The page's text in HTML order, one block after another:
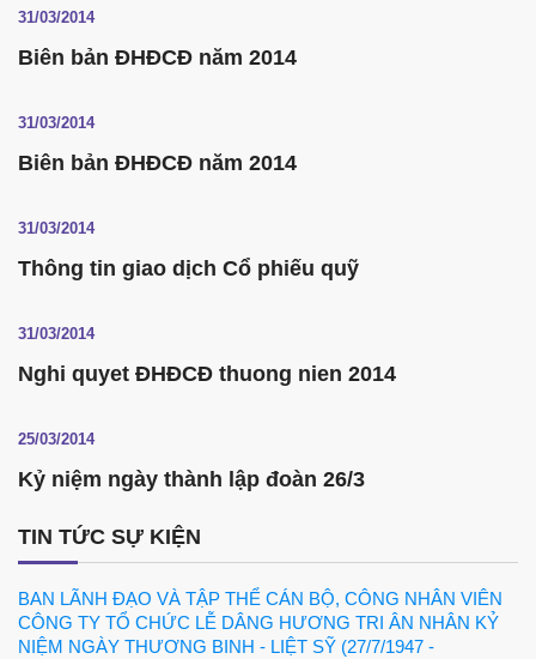
31/03/2014
Biên bản ĐHĐCĐ năm 2014
31/03/2014
Biên bản ĐHĐCĐ năm 2014
31/03/2014
Thông tin giao dịch Cổ phiếu quỹ
31/03/2014
Nghi quyet ĐHĐCĐ thuong nien 2014
25/03/2014
Kỷ niệm ngày thành lập đoàn 26/3
TIN TỨC SỰ KIỆN
BAN LÃNH ĐẠO VÀ TẬP THỂ CÁN BỘ, CÔNG NHÂN VIÊN
CÔNG TY TỔ CHỨC LỄ DÂNG HƯƠNG TRI ÂN NHÂN KỶ
NIỆM NGÀY THƯƠNG BINH - LIỆT SỸ (27/7/1947 -